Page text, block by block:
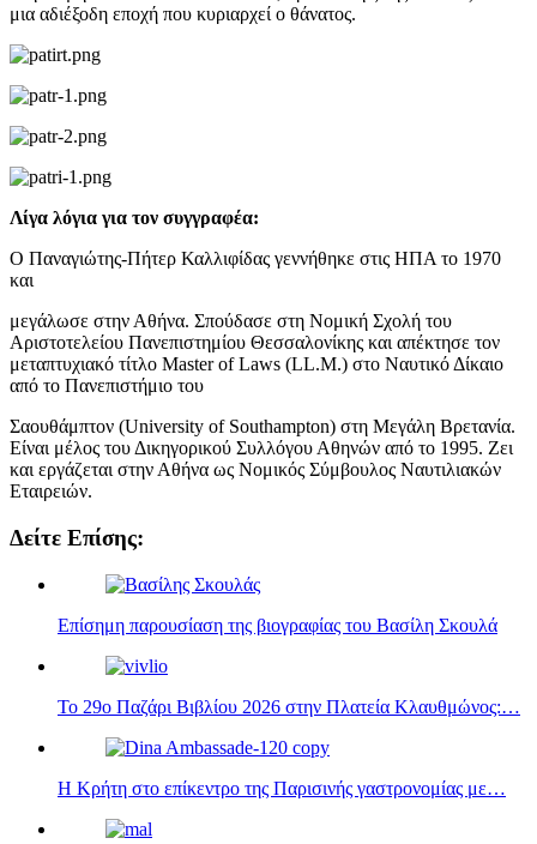
μια αδιέξοδη εποχή που κυριαρχεί ο θάνατος.
Λίγα λόγια για τον συγγραφέα:
Ο Παναγιώτης-Πήτερ Καλλιφίδας γεννήθηκε στις ΗΠΑ το 1970
και
μεγάλωσε στην Αθήνα. Σπούδασε στη Νομική Σχολή του
Αριστοτελείου Πανεπιστημίου Θεσσαλονίκης και απέκτησε τον
μεταπτυχιακό τίτλο Master of Laws (LL.M.) στο Ναυτικό Δίκαιο
από το Πανεπιστήμιο του
Σαουθάμπτον (University of Southampton) στη Μεγάλη Βρετανία.
Είναι μέλος του Δικηγορικού Συλλόγου Αθηνών από το 1995. Ζει
και εργάζεται στην Αθήνα ως Νομικός Σύμβουλος Ναυτιλιακών
Εταιρειών.
Δείτε Επίσης:
Επίσημη παρουσίαση της βιογραφίας του Βασίλη Σκουλά
Το 29ο Παζάρι Βιβλίου 2026 στην Πλατεία Κλαυθμώνος:…
Η Κρήτη στο επίκεντρο της Παρισινής γαστρονομίας με…